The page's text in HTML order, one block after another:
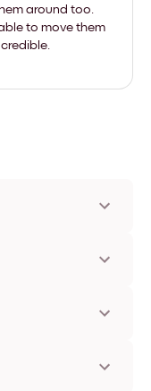
around too.
to move them
opciones sin
un número de